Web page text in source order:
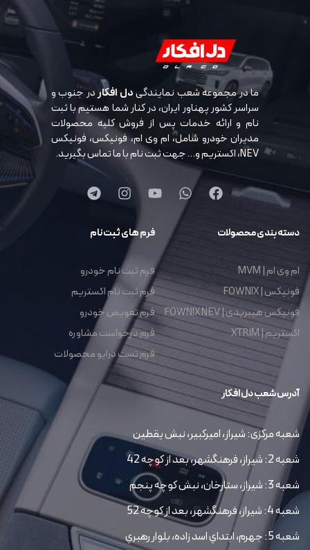
ما در مجموعه شعب نمایندگیدل افکاردر جنوب و
سراسر کشور پهناور ایران، در کنار شما هستیم با ثبت
نام و ارائه خدمات پس از فروش کلیه محصولات
مدیران خودرو شامل، ام وی ام، فونیکس، فونیکس
NEV، اکستریم و… جهت ثبت نام با ما تماس بگیرید.
دسته بندی محصولات
ام وی ام | MVM
فونیکس | FOWNIX
فونیکس هیبریدی | FOWNIX NEV
اکستریم | XTRIM
فرم های ثبت نام
فرم ثبت نام خودرو
فرم ثبت نام اکستریم
فرم تعویض خودرو
فرم درخواست مشاوره
فرم تست درایو محصولات
آدرس شعب دل افکار
شعبه مرکزی: شیراز، امیرکبیر، نبش یقطین
شعبه 2: شیراز، فرهنگشهر، بعد از کوچه 42
شعبه 3: شیراز، ستارخان، نبش کوچه پنجم
شعبه 4: شیراز، فرهنگشهر، بعد از کوچه 52
شعبه 5: جهرم، ابتداي اسد زاده، بلوار رهبري